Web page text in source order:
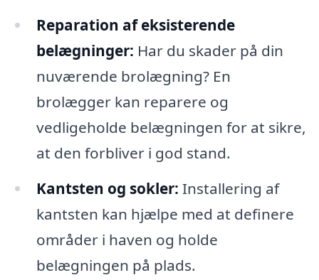
Reparation af eksisterende
belægninger: Har du skader på din
nuværende brolægning? En
brolægger kan reparere og
vedligeholde belægningen for at sikre,
at den forbliver i god stand.
Kantsten og sokler: Installering af
kantsten kan hjælpe med at definere
områder i haven og holde
belægningen på plads.